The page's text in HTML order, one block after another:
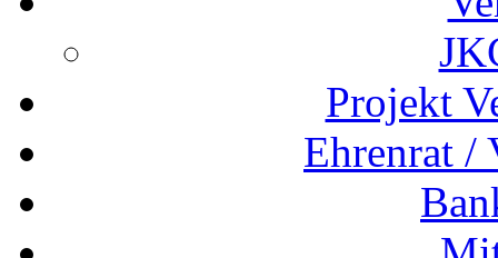
Projekt
Ehrenrat /